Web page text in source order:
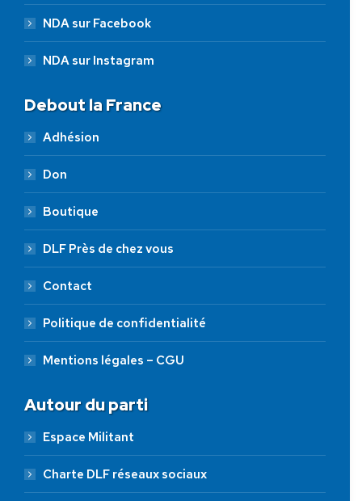
NDA sur Facebook
NDA sur Instagram
Debout la France
Adhésion
Don
Boutique
DLF Près de chez vous
Contact
Politique de confidentialité
Mentions légales – CGU
Autour du parti
Espace Militant
Charte DLF réseaux sociaux